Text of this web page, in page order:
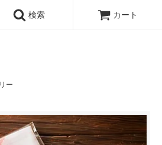
五大明王や観音堂の限定グッズがオンライ
になりました。
検索 カート
ー